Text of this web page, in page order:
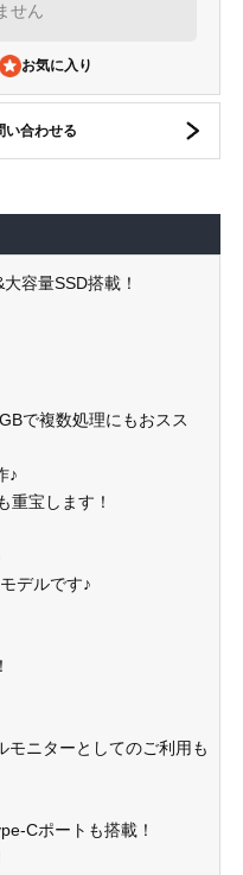
せん
い合わせる
容量SSD搭載！
で複数処理にもおスス
♪
重宝します！
デルです♪
モニターとしてのご利用も
Cポートも搭載！